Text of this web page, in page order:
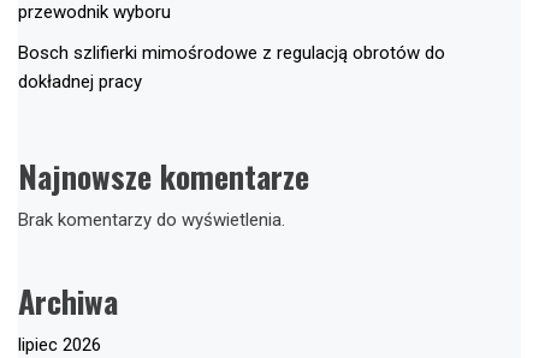
przewodnik wyboru
Bosch szlifierki mimośrodowe z regulacją obrotów do
dokładnej pracy
Najnowsze komentarze
Brak komentarzy do wyświetlenia.
Archiwa
lipiec 2026